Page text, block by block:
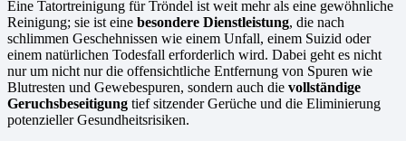
Eine Tatortreinigung für Tröndel ist weit mehr als eine gewöhnliche
Reinigung; sie ist eine besondere Dienstleistung, die nach
schlimmen Geschehnissen wie einem Unfall, einem Suizid oder
einem natürlichen Todesfall erforderlich wird. Dabei geht es nicht
nur um nicht nur die offensichtliche Entfernung von Spuren wie
Blutresten und Gewebespuren, sondern auch die vollständige
Geruchsbeseitigung tief sitzender Gerüche und die Eliminierung
potenzieller Gesundheitsrisiken.